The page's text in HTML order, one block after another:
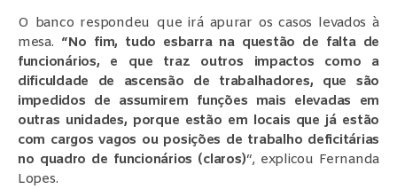
O banco respondeu que irá apurar os casos levados à
mesa. “No fim, tudo esbarra na questão de falta de
funcionários, e que traz outros impactos como a
dificuldade de ascensão de trabalhadores, que são
impedidos de assumirem funções mais elevadas em
outras unidades, porque estão em locais que já estão
com cargos vagos ou posições de trabalho deficitárias
no quadro de funcionários (claros)“, explicou Fernanda
Lopes.